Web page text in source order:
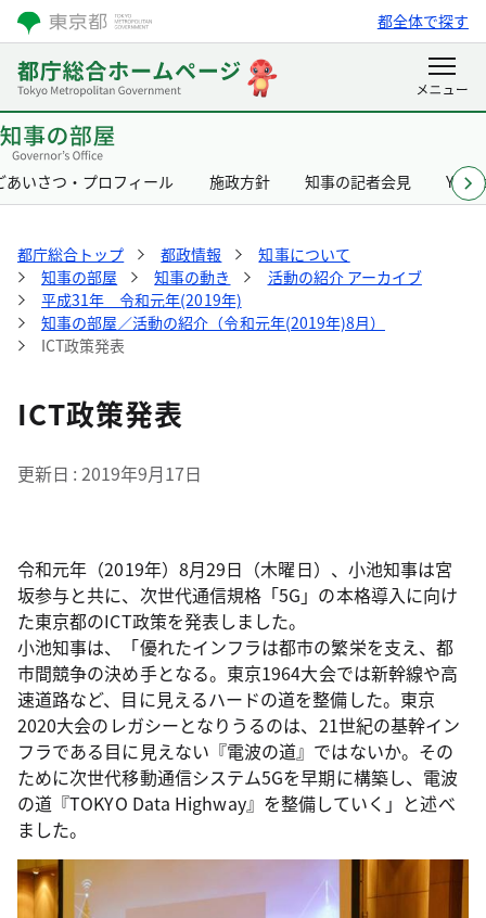
都全体で探す
あいさつ・プロフィール 施政方針 知事の記者会見
都庁総合トップ 都政情報
知事について
知事の部屋
知事の動き
活動の紹介 アーカイブ
平成31年 令和元年(2019年)
知事の部屋／活動の紹介（令和元年(2019年)8月）
ICT政策発表
ICT政策発表
更新日 2019年9月17日
令和元年（2019年）8月29日（木曜日）、小池知事は宮
坂参与と共に、次世代通信規格「5G」の本格導入に向け
た東京都のICT政策を発表しました。
小池知事は、「優れたインフラは都市の繁栄を支え、都
市間競争の決め手となる。東京1964大会では新幹線や高
速道路など、目に見えるハードの道を整備した。東京
2020大会のレガシーとなりうるのは、21世紀の基幹イン
フラである目に見えない『電波の道』ではないか。その
ために次世代移動通信システム5Gを早期に構築し、電波
の道『TOKYO Data Highway』を整備していく」と述べ
ました。